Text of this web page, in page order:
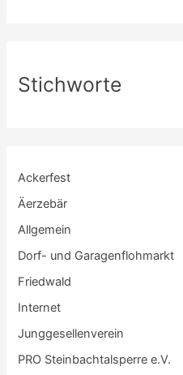
Stichworte
Ackerfest
Äerzebär
Allgemein
Dorf- und Garagenflohmarkt
Friedwald
Internet
Junggesellenverein
PRO Steinbachtalsperre e.V.